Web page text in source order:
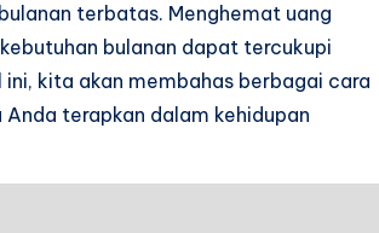
terbatas. Menghemat uang
bulanan dapat tercukupi
kita akan membahas berbagai cara
terapkan dalam kehidupan